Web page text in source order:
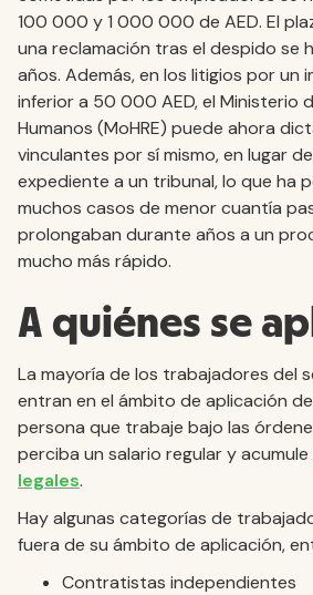
100 000 y 1 000 000 de AED. El
una reclamación tras el despido se
años. Además, en los litigios por un
inferior a 50 000 AED, el Ministerio
Humanos (MoHRE) puede ahora
vinculantes por sí mismo, en lugar
expediente a un tribunal, lo que ha
muchos casos de menor cuantía
prolongaban durante años a un
mucho más rápido.
A quiénes se
La mayoría de los trabajadores del
entran en el ámbito de aplicación
persona que trabaje bajo las
perciba un salario regular y acumule
legales.
Hay algunas categorías de
fuera de su ámbito de aplicación,
Contratistas independientes